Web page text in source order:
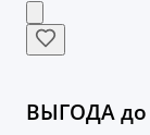
ВЫГОДА до